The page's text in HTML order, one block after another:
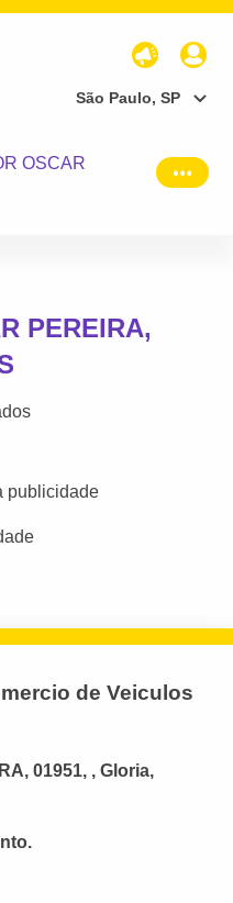
São Paulo, SP
OSCAR
PEREIRA,
publicidade
de Veiculos
01951, , Gloria,